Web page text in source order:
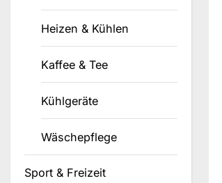
Heizen & Kühlen
Kaffee & Tee
Kühlgeräte
Wäschepflege
Sport & Freizeit